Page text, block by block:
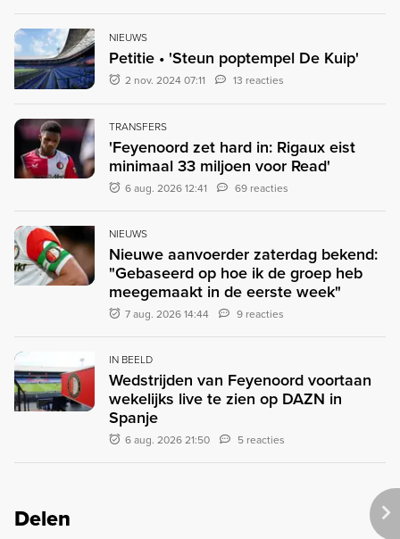
NIEUWS
Petitie • 'Steun poptempel De Kuip'
2 nov. 2024 07:11 13 reacties
TRANSFERS
'Feyenoord zet hard in: Rigaux eist
minimaal 33 miljoen voor Read'
6 aug. 2026 12:41 69 reacties
NIEUWS
Nieuwe aanvoerder zaterdag bekend:
"Gebaseerd op hoe ik de groep heb
meegemaakt in de eerste week"
7 aug. 2026 14:44 9 reacties
IN BEELD
Wedstrijden van Feyenoord voortaan
wekelijks live te zien op DAZN in
Spanje
6 aug. 2026 21:50 5 reacties
Delen